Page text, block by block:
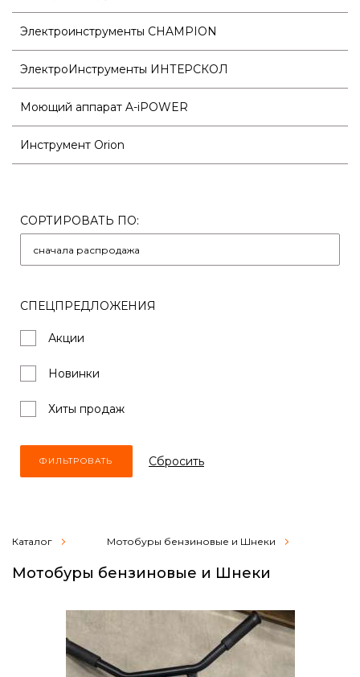
Электроинструменты CHAMPION
ЭлектроИнструменты ИНТЕРСКОЛ
Моющий аппарат A-iPOWER
Инструмент Orion
СОРТИРОВАТЬ ПО:
СПЕЦПРЕДЛОЖЕНИЯ
Акции
Новинки
Хиты продаж
Cбросить
Каталог Мотобуры бензиновые и Шнеки
Мотобуры бензиновые и Шнеки